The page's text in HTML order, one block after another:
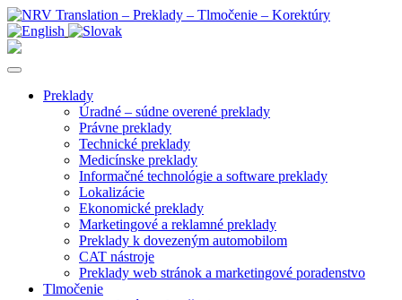
Preklady
Úradné – súdne overené preklady
Právne preklady
Technické preklady
Medicínske preklady
Informačné technológie a software preklady
Lokalizácie
Ekonomické preklady
Marketingové a reklamné preklady
Preklady k dovezeným automobilom
CAT nástroje
Preklady web stránok a marketingové poradenstvo
Tlmočenie